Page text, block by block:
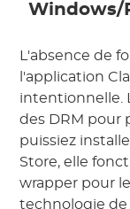
Windows/
L'absence de
l'application
intentionnelle.
des DRM pour
puissiez
Store, elle
wrapper pour
technologie de